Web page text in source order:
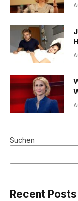
Suchen
Recent Posts